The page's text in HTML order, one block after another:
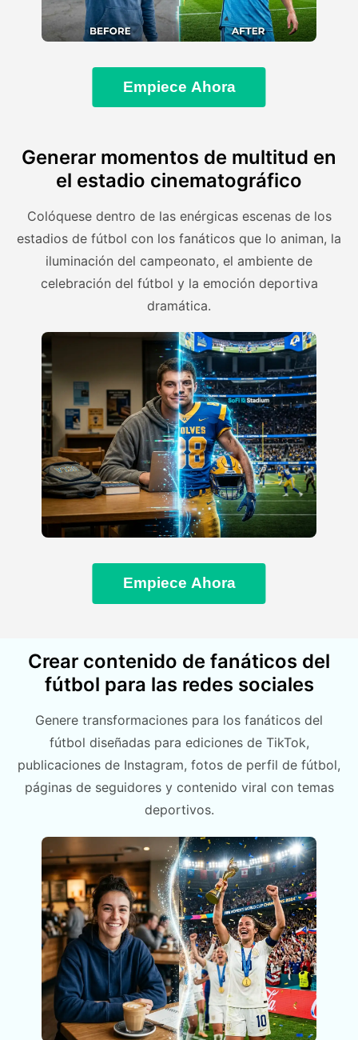
Empiece Ahora
Generar momentos de multitud en
el estadio cinematográfico
Colóquese dentro de las enérgicas escenas de los
estadios de fútbol con los fanáticos que lo animan, la
iluminación del campeonato, el ambiente de
celebración del fútbol y la emoción deportiva
dramática.
Empiece Ahora
Crear contenido de fanáticos del
fútbol para las redes sociales
Genere transformaciones para los fanáticos del
fútbol diseñadas para ediciones de TikTok,
publicaciones de Instagram, fotos de perfil de fútbol,
páginas de seguidores y contenido viral con temas
deportivos.